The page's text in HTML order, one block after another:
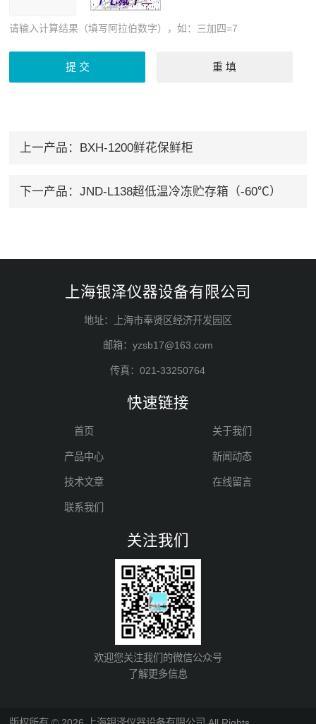
请输入计算结果（填写阿拉伯数字），如：三加四=7
上一产品： BXH-1200鲜花保鲜柜
下一产品： JND-L138超低温冷冻贮存箱（-60℃）
上海银泽仪器设备有限公司
地址：上海市奉贤区经济开发园区
邮箱：yzsb17@163.com
传真：021-33250764
快速链接
首页 关于我们
产品中心 新闻动态
技术文章 在线留言
联系我们
关注我们
欢迎您关注我们的微信公众号
了解更多信息